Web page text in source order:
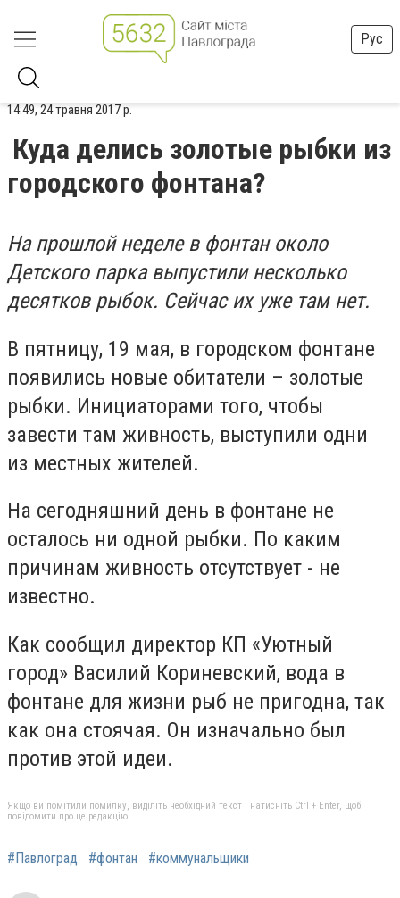
Рус
14:49, 24 травня 2017 р.
Куда делись золотые рыбки из
городского фонтана?
На прошлой неделе в фонтан около
Детского парка выпустили несколько
десятков рыбок. Сейчас их уже там нет.
В пятницу, 19 мая, в городском фонтане
появились новые обитатели – золотые
рыбки. Инициаторами того, чтобы
завести там живность, выступили одни
из местных жителей.
На сегодняшний день в фонтане не
осталось ни одной рыбки. По каким
причинам живность отсутствует - не
известно.
Как сообщил директор КП «Уютный
город» Василий Кориневский, вода в
фонтане для жизни рыб не пригодна, так
как она стоячая. Он изначально был
против этой идеи.
Якщо ви помітили помилку, виділіть необхідний текст і натисніть Ctrl + Enter, щоб
повідомити про це редакцію
#Павлоград #фонтан #коммунальщики